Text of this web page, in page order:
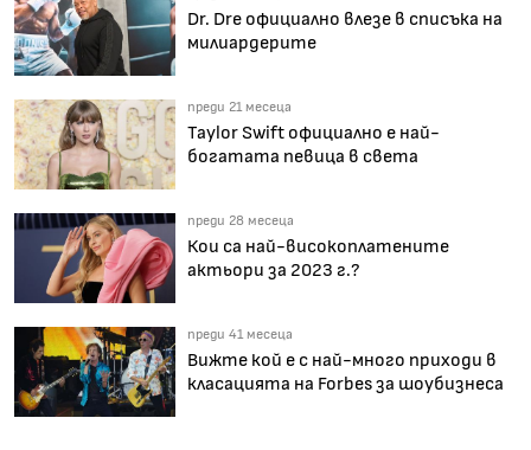
Dr. Dre официално влезе в списъка на
милиардерите
преди 21 месеца
Taylor Swift официално е най-
богатата певица в света
преди 28 месеца
Кои са най-високоплатените
актьори за 2023 г.?
преди 41 месеца
Вижте кой е с най-много приходи в
класацията на Forbes за шоубизнеса